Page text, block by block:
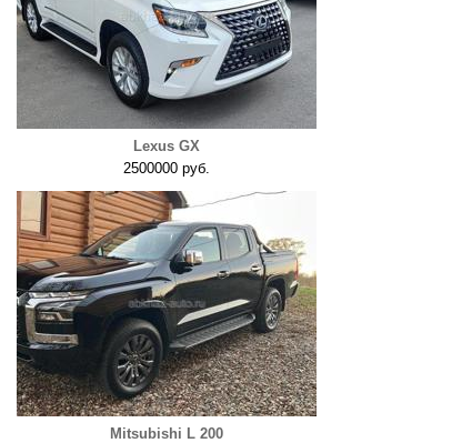
Lexus GX
2500000 руб.
Mitsubishi L 200